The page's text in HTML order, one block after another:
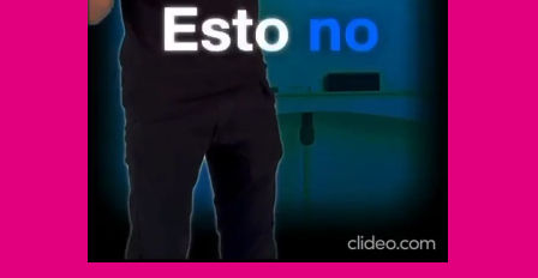
De 10 sports
DeDinero
Confabulario
Aviso Oportuno
Consultas